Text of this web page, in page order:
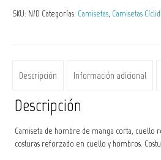
ocellatus
SKU: N/D Categorías: Camisetas, Camisetas
Descripción Información adicional
Descripción
Camiseta de hombre de manga corta, cuello
costuras reforzado en cuello y hombros.